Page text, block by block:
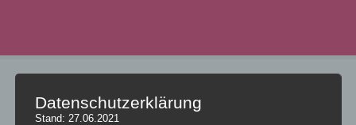
no images were found
Datenschutzerklärung
Stand: 27.06.2021